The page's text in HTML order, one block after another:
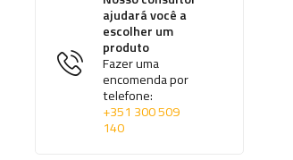
ajudará você a
escolher um
produto
Fazer uma
encomenda por
telefone:
+351 300 509
140